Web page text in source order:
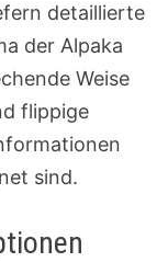
detaillierte
der Alpaka
Weise
flippige
sind.